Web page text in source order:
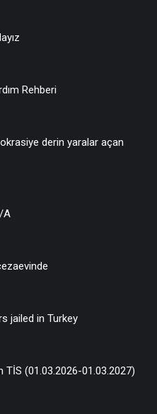
Rehberi
derin yaralar açan
A
jailed in Turkey
(01.03.2026-01.03.2027)